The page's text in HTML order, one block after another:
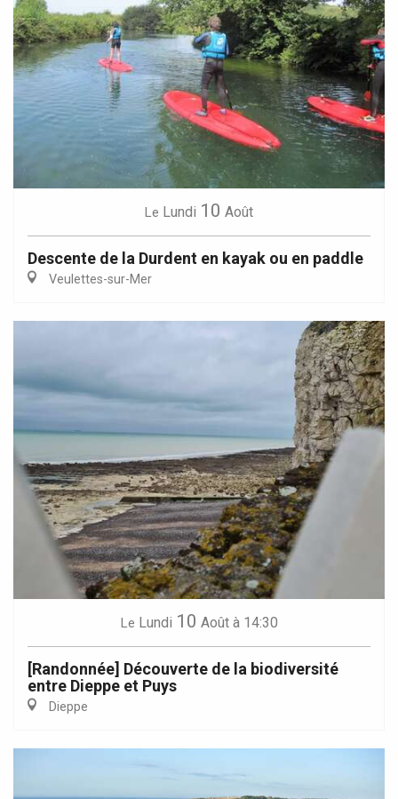
Le Lundi 10 Août
Descente de la Durdent en kayak ou en paddle
Veulettes-sur-Mer
Le Lundi 10 Août à 14:30
[Randonnée] Découverte de la biodiversité
entre Dieppe et Puys
Dieppe